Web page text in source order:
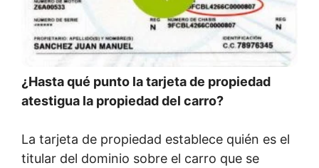
¿Hasta qué punto la tarjeta de propiedad
atestigua la propiedad del carro?
La tarjeta de propiedad establece quién es el
titular del dominio sobre el carro que se